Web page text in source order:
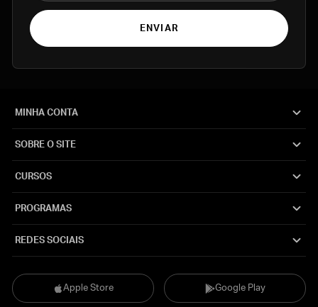
ENVIAR
Apple Store Google Play
MINHA CONTA
SOBRE O SITE
CURSOS
PROGRAMAS
REDES SOCIAIS